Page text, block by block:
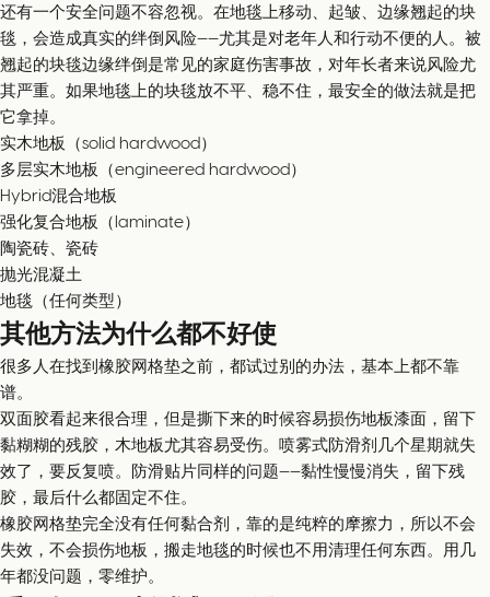
还有一个安全问题不容忽视。在地毯上移动、起皱、边缘翘起的块
毯，会造成真实的绊倒风险——尤其是对老年人和行动不便的人。被
翘起的块毯边缘绊倒是常见的家庭伤害事故，对年长者来说风险尤
其严重。如果地毯上的块毯放不平、稳不住，最安全的做法就是把
它拿掉。
实木地板（solid hardwood）
多层实木地板（engineered hardwood）
Hybrid混合地板
强化复合地板（laminate）
陶瓷砖、瓷砖
抛光混凝土
地毯（任何类型）
其他方法为什么都不好使
很多人在找到橡胶网格垫之前，都试过别的办法，基本上都不靠
谱。
双面胶看起来很合理，但是撕下来的时候容易损伤地板漆面，留下
黏糊糊的残胶，木地板尤其容易受伤。喷雾式防滑剂几个星期就失
效了，要反复喷。防滑贴片同样的问题——黏性慢慢消失，留下残
胶，最后什么都固定不住。
橡胶网格垫完全没有任何黏合剂，靠的是纯粹的摩擦力，所以不会
失效，不会损伤地板，搬走地毯的时候也不用清理任何东西。用几
年都没问题，零维护。